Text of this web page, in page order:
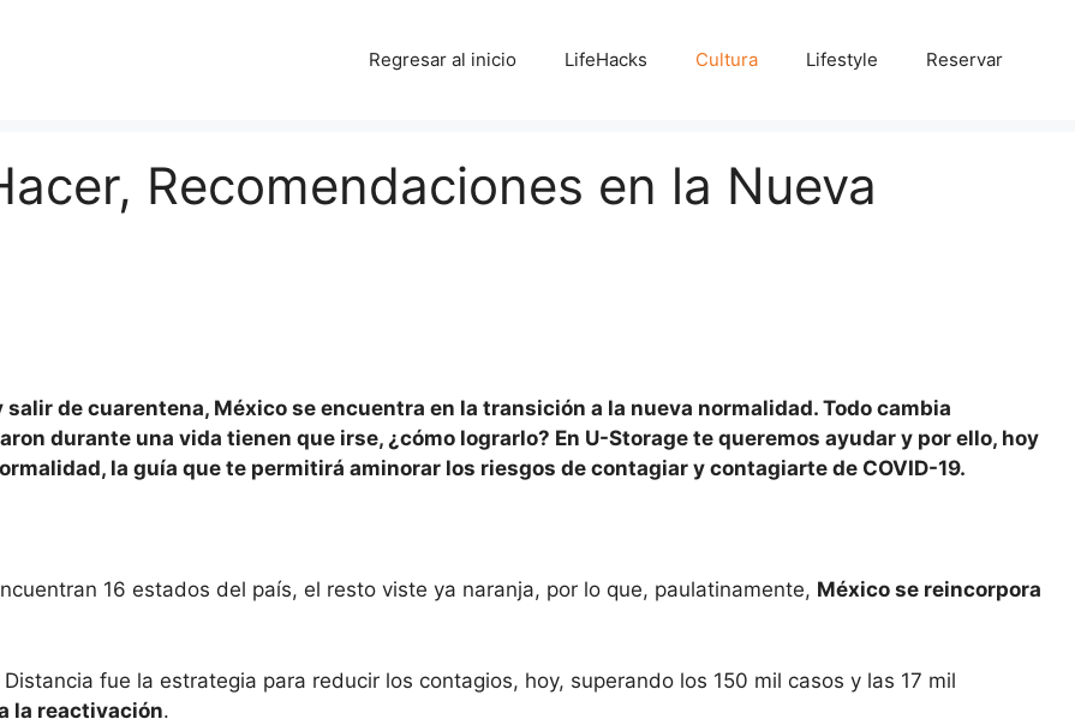
Regresar al inicio LifeHacks Cultura Lifestyle Reservar
Recomendaciones en la Nueva
de cuarentena, México se encuentra en la transición a la nueva normalidad. Todo cambia
durante una vida tienen que irse, ¿cómo lograrlo? En U-Storage te queremos ayudar y por ello, hoy
la guía que te permitirá aminorar los riesgos de contagiar y contagiarte de COVID-19.
16 estados del país, el resto viste ya naranja, por lo que, paulatinamente, México se reincorpora
fue la estrategia para reducir los contagios, hoy, superando los 150 mil casos y las 17 mil
la reactivación.